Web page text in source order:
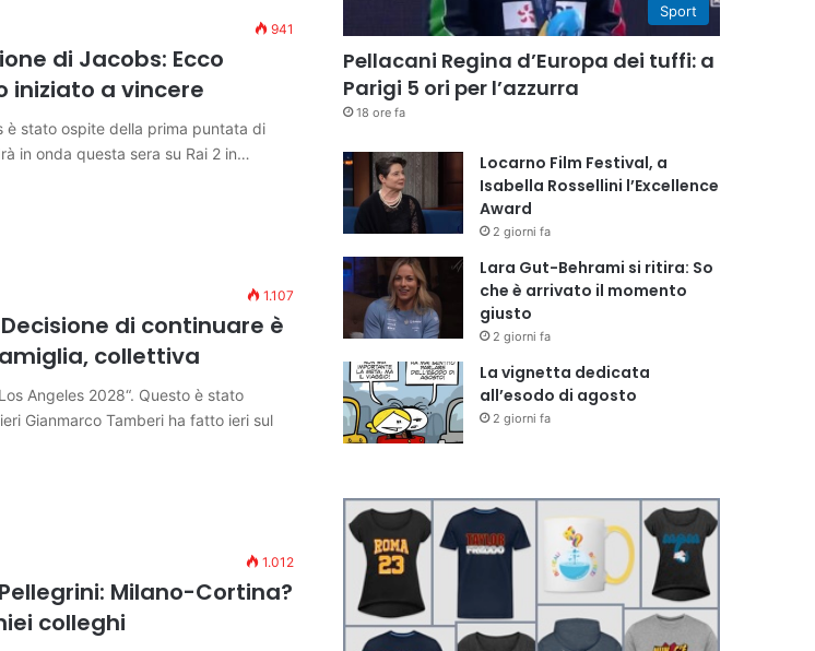
941
di Jacobs: Ecco
iniziato a vincere
è stato ospite della prima puntata di
in onda questa sera su Rai 2 in…
1.107
di continuare è
collettiva
Angeles 2028“. Questo è stato
Gianmarco Tamberi ha fatto ieri sul
1.012
Milano-Cortina?
colleghi
Sport
Pellacani Regina d’Europa dei tuffi: a
Parigi 5 ori per l’azzurra
18 ore fa
Locarno Film Festival, a
Isabella Rossellini l’Excellence
Award
2 giorni fa
Lara Gut-Behrami si ritira: So
che è arrivato il momento
giusto
2 giorni fa
La vignetta dedicata
all’esodo di agosto
2 giorni fa